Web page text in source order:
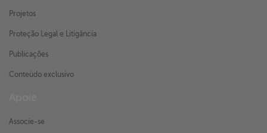
Projetos
Proteção Legal e Litigância
Publicações
Conteúdo exclusivo
Associe-se